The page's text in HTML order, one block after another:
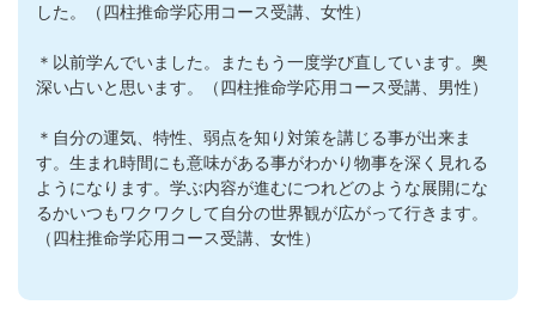
した。（四柱推命学応用コース受講、女性）
＊以前学んでいました。またもう一度学び直しています。奥
深い占いと思います。（四柱推命学応用コース受講、男性）
＊自分の運気、特性、弱点を知り対策を講じる事が出来ま
す。生まれ時間にも意味がある事がわかり物事を深く見れる
ようになります。学ぶ内容が進むにつれどのような展開にな
るかいつもワクワクして自分の世界観が広がって行きます。
（四柱推命学応用コース受講、女性）